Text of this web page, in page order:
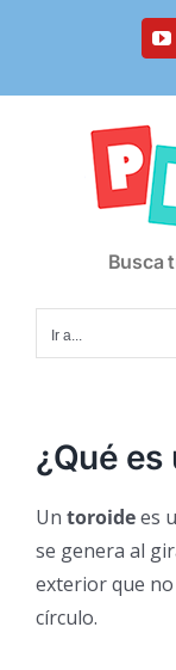
Busca
Ir a...
¿Qué es
Un toroidees
se genera al
exterior que
círculo.